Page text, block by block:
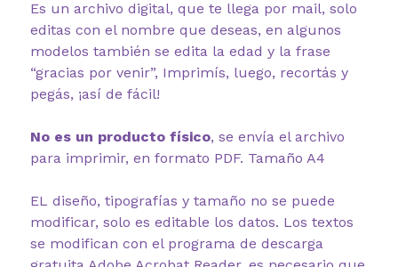
Es un archivo digital, que te llega por mail, solo
editas con el nombre que deseas, en algunos
modelos también se edita la edad y la frase
“gracias por venir”, Imprimís, luego, recortás y
pegás, ¡así de fácil!
No es un producto físico, se envía el archivo
para imprimir, en formato PDF. Tamaño A4
EL diseño, tipografías y tamaño no se puede
modificar, solo es editable los datos. Los textos
se modifican con el programa de descarga